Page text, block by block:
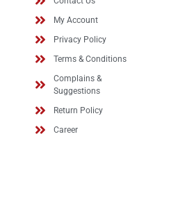
My Account
Privacy Policy
Terms & Conditions
Complains &
Suggestions
Return Policy
Career